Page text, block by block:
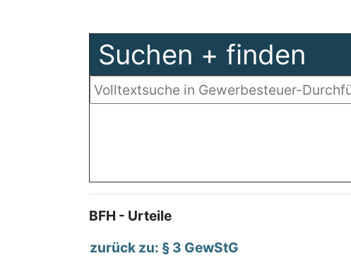
Suchen + finden
BFH - Urteile
zurück zu: § 3 GewStG